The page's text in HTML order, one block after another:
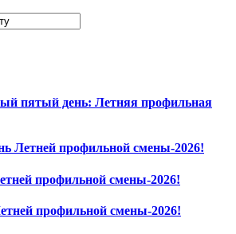
пятый день: Летняя профильная
Летней профильной смены-2026!
профильной смены-2026!
профильной смены-2026!